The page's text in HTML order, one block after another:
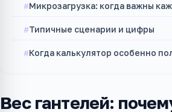
Микрозагрузка: когда важны
Типичные сценарии и цифры
Когда калькулятор особенно
Вес гантелей: